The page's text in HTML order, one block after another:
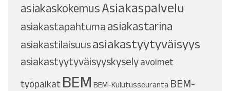
asiakaskokemusAsiakaspalvelu
asiakastapahtuma asiakastarina
asiakastilaisuusasiakastyytyväisyys
asiakastyytyväisyyskyselyavoimet
työpaikat BEM BEM-Kulutusseuranta BEM-